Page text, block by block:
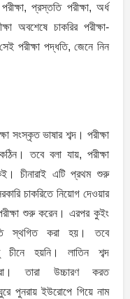
পরীক্ষা, প্রস্ততি পরীক্ষা, অর্ধ
অবশেষে চাকরির পরীক্ষা-
পরীক্ষা পদ্ধতি, জেনে নিন
সংস্কৃত ভাষার শব্দ। পরীক্ষা
তবে বলা যায়, পরীক্ষা
চীনারাই এটি প্রথম শুরু
চাকরিতে নিয়োগ দেওয়ার
শুরু করেন। এরপর কুইং
স্থগিত করা হয়। তবে
হয়নি। লাতিন শব্দ
তারা উচ্চারণ করত
পুনরায় ইউরোপে গিয়ে নাম